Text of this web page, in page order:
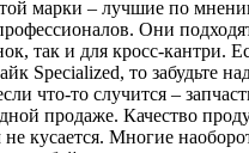
марки – лучшие по
Они
так и для кросс-кантри.
Specialized, то забудьте
что-то случится –
продаже. Качество
кусается. Многие